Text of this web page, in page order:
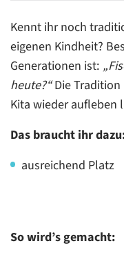
Kennt ihr noch
eigenen Kindheit?
Generationen ist:
heute?“Die Tradition
Kita wieder aufleben
Das braucht ihr
ausreichend Platz
So wird’s gemacht: